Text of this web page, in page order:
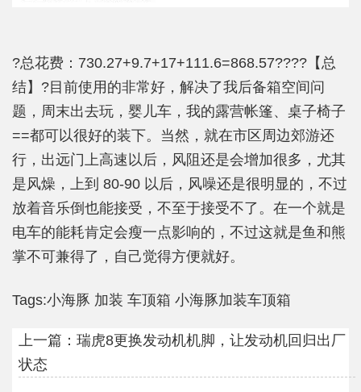
?总花费：730.27+9.7+17+111.6=868.57????【总
结】?目前使用的非常好，解决了我后备箱空间问
题，周末出去玩，婴儿车，我的露营帐篷、桌子椅子
==都可以很好的装下。当然，就在市区周边郊游还
行，出远门上高速以后，风阻还是会增加很多，尤其
是风燥，上到 80-90 以后，风噪还是很明显的，不过
放着音乐倒也能接受，不至于接受不了。在一个就是
电车的能耗肯定会瘦一点影响的，不过这就是鱼和熊
掌不可兼得了，自己觉得方便就好。
Tags:小海豚 加装 车顶箱 小海豚加装车顶箱
上一篇： 瑞虎8更换发动机机脚，让发动机回归出厂
状态